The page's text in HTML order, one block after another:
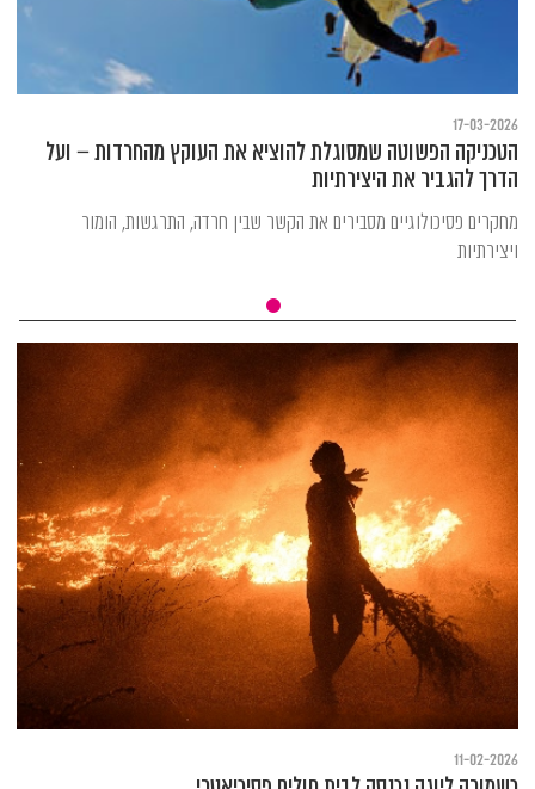
17-03-2026
הטכניקה הפשוטה שמסוגלת להוציא את העוקץ מהחרדות – ועל
הדרך להגביר את היצירתיות
מחקרים פסיכולוגיים מסבירים את הקשר שבין חרדה, התרגשות, הומור
ויצירתיות
11-02-2026